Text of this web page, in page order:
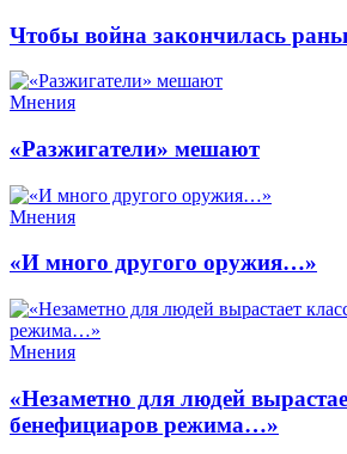
Чтобы война закончилась
Мнения
«Разжигатели» мешают
Мнения
«И много другого оружия…»
Мнения
«Незаметно для людей
бенефициаров режима…»